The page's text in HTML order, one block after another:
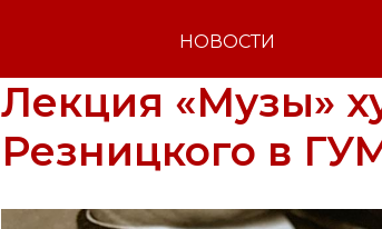
НОВОСТИ
Лекция «Музы»
Резницкого в